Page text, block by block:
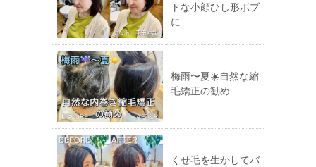
トな小顔ひし形ボブ
に
梅雨〜夏☀️自然な縮
毛矯正の勧め
くせ毛を生かしてバ